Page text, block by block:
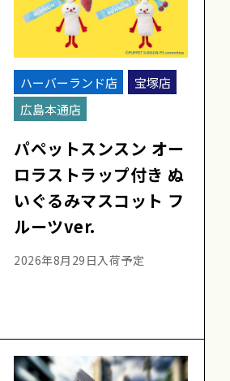
ハーバーランド店
宝塚店
広島本通店
パペットスンスン オー
ロラストラップ付き ぬ
いぐるみマスコット フ
ルーツver.
2026年8月29日入荷予定